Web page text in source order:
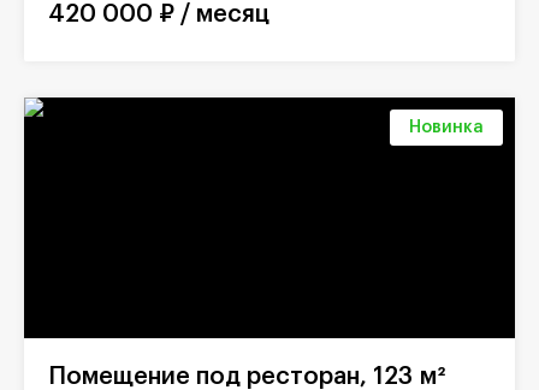
420 000 ₽ / месяц
Новинка
Помещение под ресторан, 123 м²